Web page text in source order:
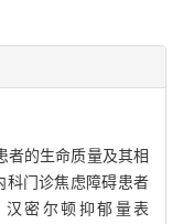
者的生命质量及其相
科门诊焦虑障碍患者
密尔顿抑郁量表